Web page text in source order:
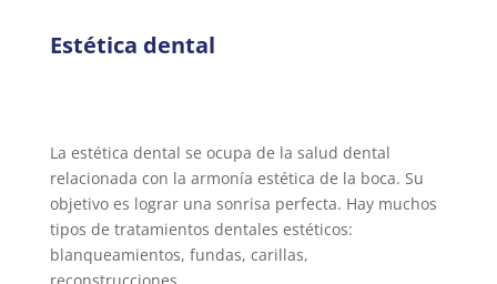
Estética dental
La estética dental se ocupa de la salud dental
relacionada con la armonía estética de la boca. Su
objetivo es lograr una sonrisa perfecta. Hay muchos
tipos de tratamientos dentales estéticos:
blanqueamientos, fundas, carillas,